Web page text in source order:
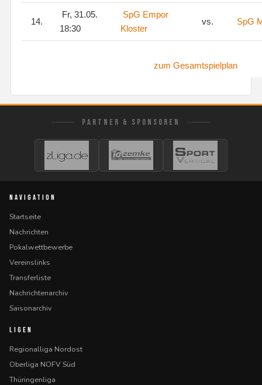
14.
Fr, 31.05.
18:30
SpG Empor
Kloster
vs. SpG
zum Gesamtspielplan
PARTNER & SPONSOREN
NAVIGATION
Startseite
Nachrichten
Pokalwettbewerbe
Vereinslinks
Transferliste
Nachrichtenarchiv
Saisonarchiv
LIGEN
Regionalliga Nordost
Oberliga NOFV Süd
Thüringenliga